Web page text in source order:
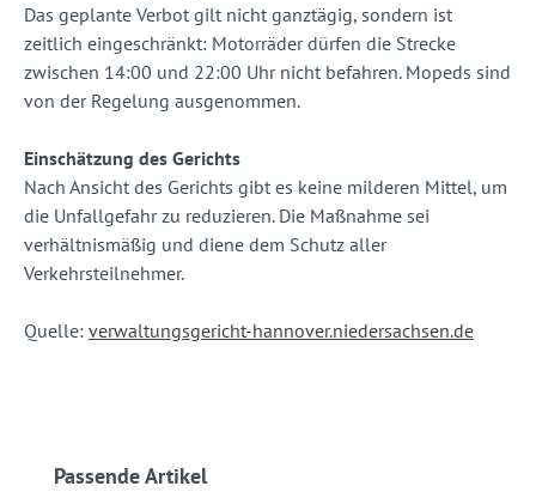
Das geplante Verbot gilt nicht ganztägig, sondern ist
zeitlich eingeschränkt: Motorräder dürfen die Strecke
zwischen 14:00 und 22:00 Uhr nicht befahren. Mopeds sind
von der Regelung ausgenommen.
Einschätzung des Gerichts
Nach Ansicht des Gerichts gibt es keine milderen Mittel, um
die Unfallgefahr zu reduzieren. Die Maßnahme sei
verhältnismäßig und diene dem Schutz aller
Verkehrsteilnehmer.
Quelle: verwaltungsgericht-hannover.niedersachsen.de
Produktgalerie überspringen
Passende Artikel